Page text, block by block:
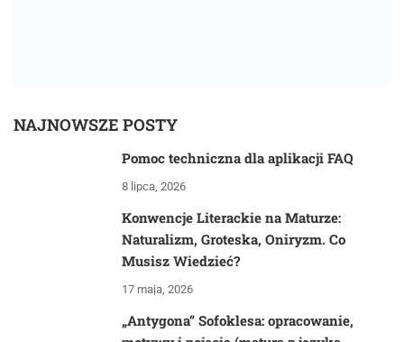
NAJNOWSZE POSTY
Pomoc techniczna dla aplikacji FAQ
8 lipca, 2026
Konwencje Literackie na Maturze:
Naturalizm, Groteska, Oniryzm. Co
Musisz Wiedzieć?
17 maja, 2026
„Antygona” Sofoklesa: opracowanie,